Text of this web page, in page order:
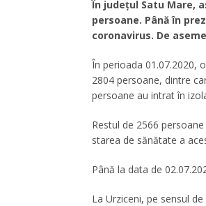
În județul Satu Mare,
persoane. Până în
coronavirus. De
În perioada 01.07.2020,
2804 persoane, dintre
persoane au intrat în
Restul de 2566
starea de sănătate a
Până la data de
La Urziceni, pe sensul